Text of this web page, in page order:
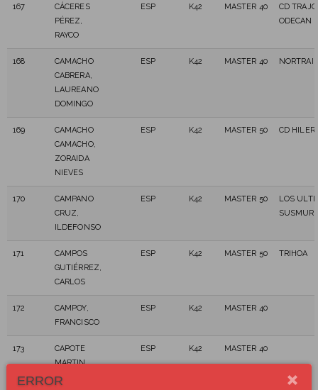
167
CÁCERES
PÉREZ,
RAYCO
ESP K42 MASTER 40
CD
ODECAN
168
CAMACHO
CABRERA,
LAUREANO
DOMINGO
ESP K42 MASTER 40 NORTRAIL
169
CAMACHO
CAMACHO,
ZORAIDA
NIEVES
ESP K42 MASTER 50 CD
170
CAMPANO
CRUZ,
ILDEFONSO
ESP K42 MASTER 50
LOS
171
CAMPOS
GUTIÉRREZ,
CARLOS
ESP K42 MASTER 50 TRIHOA
172
CAMPOY,
FRANCISCO
ESP K42 MASTER 40
173
CAPOTE
MARTIN,
VICENTE
ESP K42 MASTER 40
ERROR